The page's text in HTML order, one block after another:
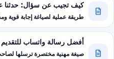
كيف تجيب عن سؤال: حدثنا
طريقة عملية لصياغة إجابة قوية
أفضل رسالة واتساب
صيغة مهنية مختصرة ترسلها